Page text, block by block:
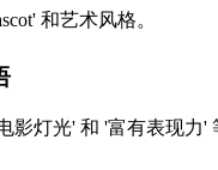
和艺术风格。
影灯光' 和 '富有表现力'